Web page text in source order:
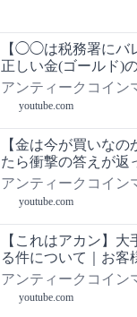
【◯◯は税務署にバ
正しい金(ゴールド)
せんか？｜いま買う
アンティークコイン
youtube.com
【金は今が買いな
たら衝撃の答えが返
アンティークコイン
youtube.com
【これはアカン】
る件について｜お
を見分けるポイント
るコインの本質とは
アンティークコイン
youtube.com